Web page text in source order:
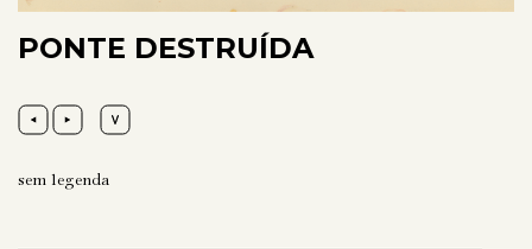
PONTE DESTRUÍDA
sem legenda